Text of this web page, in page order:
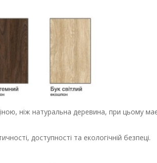
ніж натуральна деревина, при цьому
доступності та екологічній безпеці.